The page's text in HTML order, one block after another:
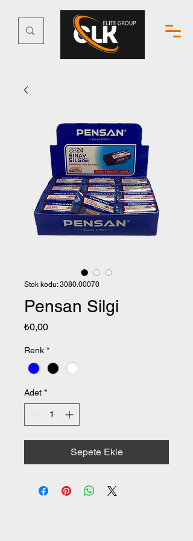
Stok kodu: 3080.00070
Pensan Silgi
₺0,00Fiyat
Renk *
Adet *
Sepete Ekle